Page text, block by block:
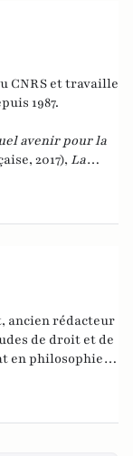
CNRS et travaille
1987.
avenir pour la
2017), La
?
en 2022
Po. En 2024, il a
aux
ancien rédacteur
de droit et de
en philosophie